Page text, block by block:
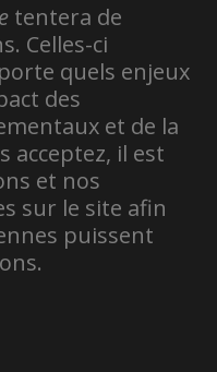
tentera de
Celles-ci
quels enjeux
des
et de la
acceptez, il est
et nos
sur le site afin
puissent